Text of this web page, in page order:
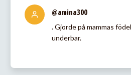
@amina300
. Gjorde på mammas
underbar.